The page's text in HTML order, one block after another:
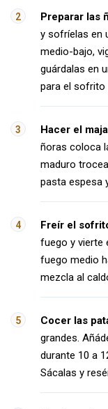
Preparar las
y sofríelas en
medio-bajo,
guárdalas en
para el sofrito
Hacer el
ñoras coloca
maduro
pasta espesa
Freír el
fuego y vierte
fuego medio
mezcla al
Cocer las
grandes.
durante 10 a
Sácalas y